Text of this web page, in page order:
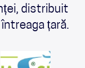
distribuit
țară.